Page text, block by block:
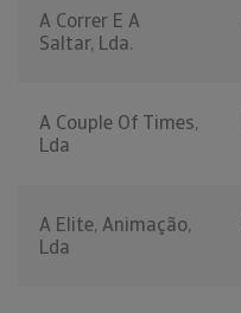
A Correr E A
Saltar, Lda.
A Couple Of Times,
Lda
A Elite, Animação,
Lda